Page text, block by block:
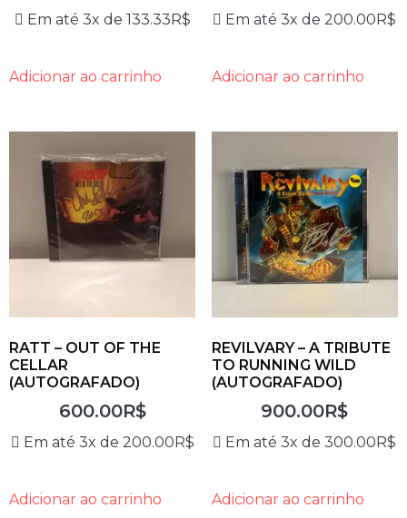
Em até 3x de 133.33R$
Adicionar ao carrinho
Em até 3x de 200.00R$
Adicionar ao carrinho
RATT – OUT OF THE
CELLAR
(AUTOGRAFADO)
600.00R$
Em até 3x de 200.00R$
Adicionar ao carrinho
REVILVARY – A TRIBUTE
TO RUNNING WILD
(AUTOGRAFADO)
900.00R$
Em até 3x de300.00R$
Adicionar ao carrinho